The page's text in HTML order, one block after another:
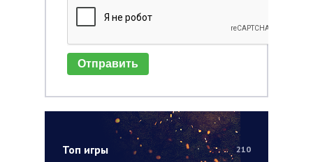
Топ игры 210
Отправить